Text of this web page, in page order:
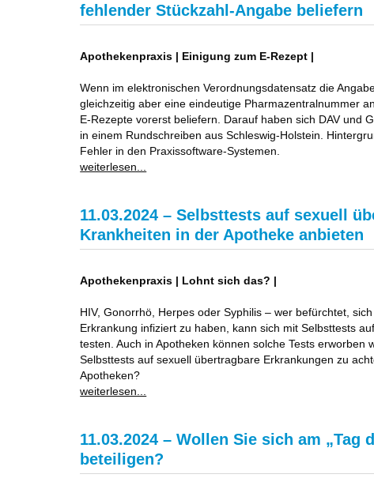
fehlender Stückzahl-Angabe beliefern
Apothekenpraxis | Einigung zum E-Rezept |
Wenn im elektronischen Verordnungsdatensatz die
gleichzeitig aber eine eindeutige Pharmazentralnummer
E-Rezepte vorerst beliefern. Darauf haben sich DAV und
in einem Rundschreiben aus Schleswig-Holstein.
Fehler in den Praxissoftware-Systemen.
weiterlesen...
11.03.2024 – Selbsttests auf sexuell
Krankheiten in der Apotheke anbieten
Apothekenpraxis | Lohnt sich das? |
HIV, Gonorrhö, Herpes oder Syphilis – wer befürchtet,
Erkrankung infiziert zu haben, kann sich mit Selbsttests
testen. Auch in Apotheken können solche Tests erworben
Selbsttests auf sexuell übertragbare Erkrankungen zu
Apotheken?
weiterlesen...
11.03.2024 – Wollen Sie sich am „Tag
beteiligen?